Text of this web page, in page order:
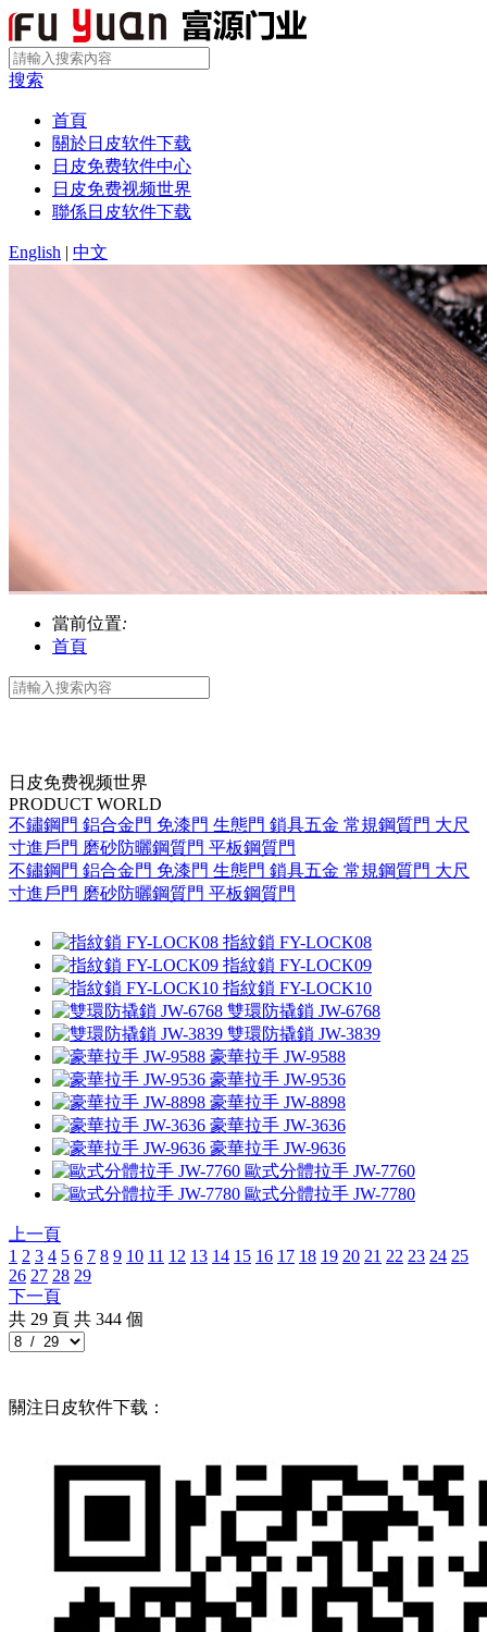
搜索
首頁
關於日皮软件下载
日皮免费软件中心
日皮免费视频世界
聯係日皮软件下载
English | 中文
當前位置:
首頁
日皮免费视频世界
PRODUCT WORLD
不鏽鋼門 鋁合金門 免漆門 生態門 鎖具五金 常規鋼質門 大尺
寸進戶門 磨砂防曬鋼質門 平板鋼質門
不鏽鋼門 鋁合金門 免漆門 生態門 鎖具五金 常規鋼質門 大尺
寸進戶門 磨砂防曬鋼質門 平板鋼質門
指紋鎖 FY-LOCK08
指紋鎖 FY-LOCK09
指紋鎖 FY-LOCK10
雙環防撬鎖 JW-6768
雙環防撬鎖 JW-3839
豪華拉手 JW-9588
豪華拉手 JW-9536
豪華拉手 JW-8898
豪華拉手 JW-3636
豪華拉手 JW-9636
歐式分體拉手 JW-7760
歐式分體拉手 JW-7780
上一頁
1 2 3 4 5 6 7 8 9 10 11 12 13 14 15 16 17 18 19 20 21 22 23 24 25
26 27 28 29
下一頁
共 29 頁 共 344 個
關注日皮软件下载：